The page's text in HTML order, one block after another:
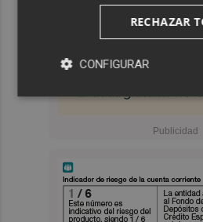
RECHAZAR
CONFIGURAR